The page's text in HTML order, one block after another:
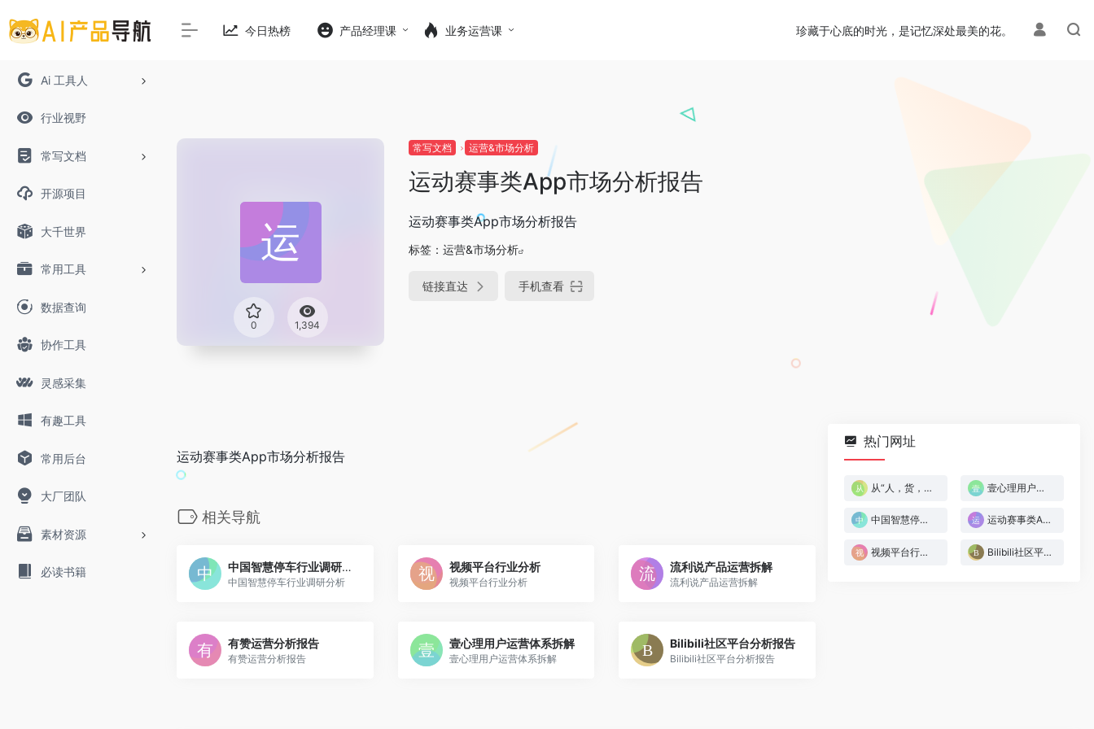
Ai 工具人
行业视野
常写文档
开源项目
大千世界
常用工具
数据查询
协作工具
灵感采集
有趣工具
常用后台
大厂团队
素材资源
必读书籍
今日热榜 产品经理课 业务运营课 珍藏于心底的时光，是记忆深处最美的花。
0 1,394
常写文档 运营&市场分析
运动赛事类App市场分析报告
运动赛事类App市场分析报告
标签： 运营&市场分析
链接直达 手机查看
运动赛事类App市场分析报告
相关导航
中国智慧停车行业调研分析
中国智慧停车行业调研分析
视频平台行业分析
视频平台行业分析
流利说产品运营拆解
流利说产品运营拆解
有赞运营分析报告
有赞运营分析报告
壹心理用户运营体系拆解
壹心理用户运营体系拆解
Bilibili社区平台分析报告
Bilibili社区平台分析报告
热门网址
从“人，货，场”的角度分析内容电商 壹心理用户运营体系拆解
中国智慧停车行业调研分析 运动赛事类App市场分析报告
视频平台行业分析 Bilibili社区平台分析报告